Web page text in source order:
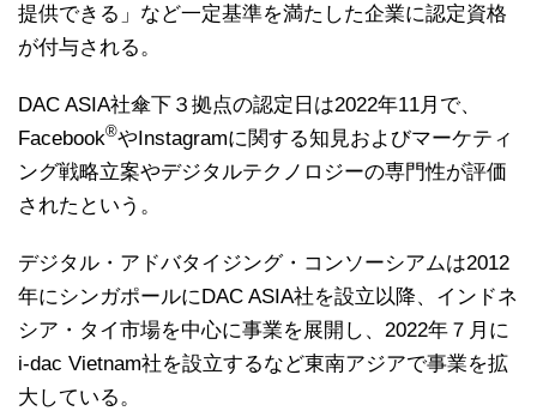
提供できる」など一定基準を満たした企業に認定資格
が付与される。
DAC ASIA社傘下３拠点の認定日は2022年11月で、
Facebook®やInstagramに関する知見およびマーケティ
ング戦略立案やデジタルテクノロジーの専門性が評価
されたという。
デジタル・アドバタイジング・コンソーシアムは2012
年にシンガポールにDAC ASIA社を設立以降、インドネ
シア・タイ市場を中心に事業を展開し、2022年７月に
i-dac Vietnam社を設立するなど東南アジアで事業を拡
大している。